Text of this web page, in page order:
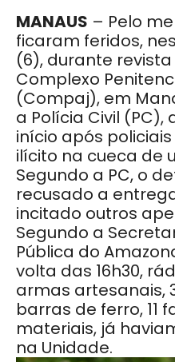
Amazônia
MANAUS – Pelo
ficaram feridos,
(6), durante
Complexo
(Compaj), em
a Polícia Civil
início após
ilícito na cueca de
Segundo a PC, o
recusado a
incitado outros
Segundo a
Pública do
volta das 16h30,
armas artesanais,
barras de ferro, 11
materiais, já
na Unidade.